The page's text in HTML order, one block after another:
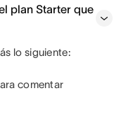
plan Starter que
lo siguiente:
comentar